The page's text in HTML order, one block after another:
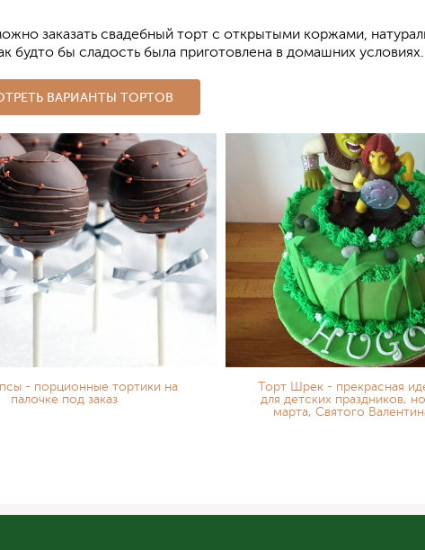
заказать свадебный торт с открытыми коржами,
бы сладость была приготовлена в домашних условиях.
ВАРИАНТЫ ТОРТОВ
- порционные тортики на
палочке под заказ
Торт Шрек - прекрасная
для детских праздников,
марта, Святого